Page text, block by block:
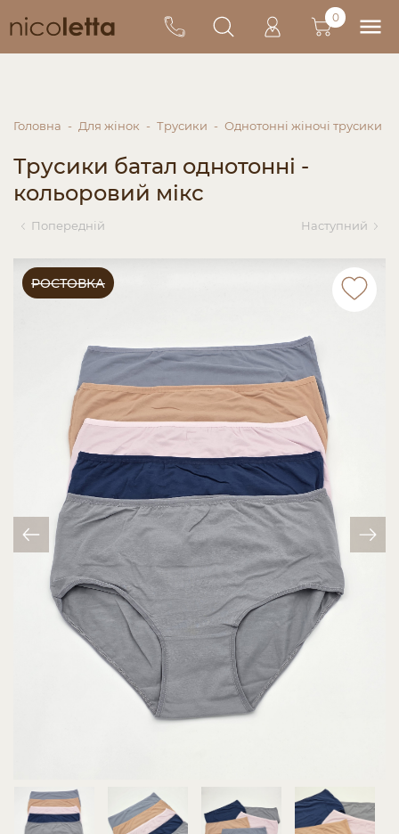
0
Головна Для жінок Трусики Однотонні жіночі трусики
Трусики батал однотонні -
кольоровий мікс
Попередній Наступний
РОСТОВКА